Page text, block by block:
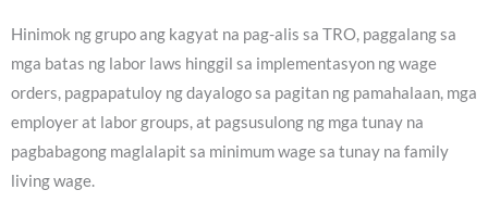
Hinimok ng grupo ang kagyat na pag-alis sa TRO, paggalang sa
mga batas ng labor laws hinggil sa implementasyon ng wage
orders, pagpapatuloy ng dayalogo sa pagitan ng pamahalaan, mga
employer at labor groups, at pagsusulong ng mga tunay na
pagbabagong maglalapit sa minimum wage sa tunay na family
living wage.